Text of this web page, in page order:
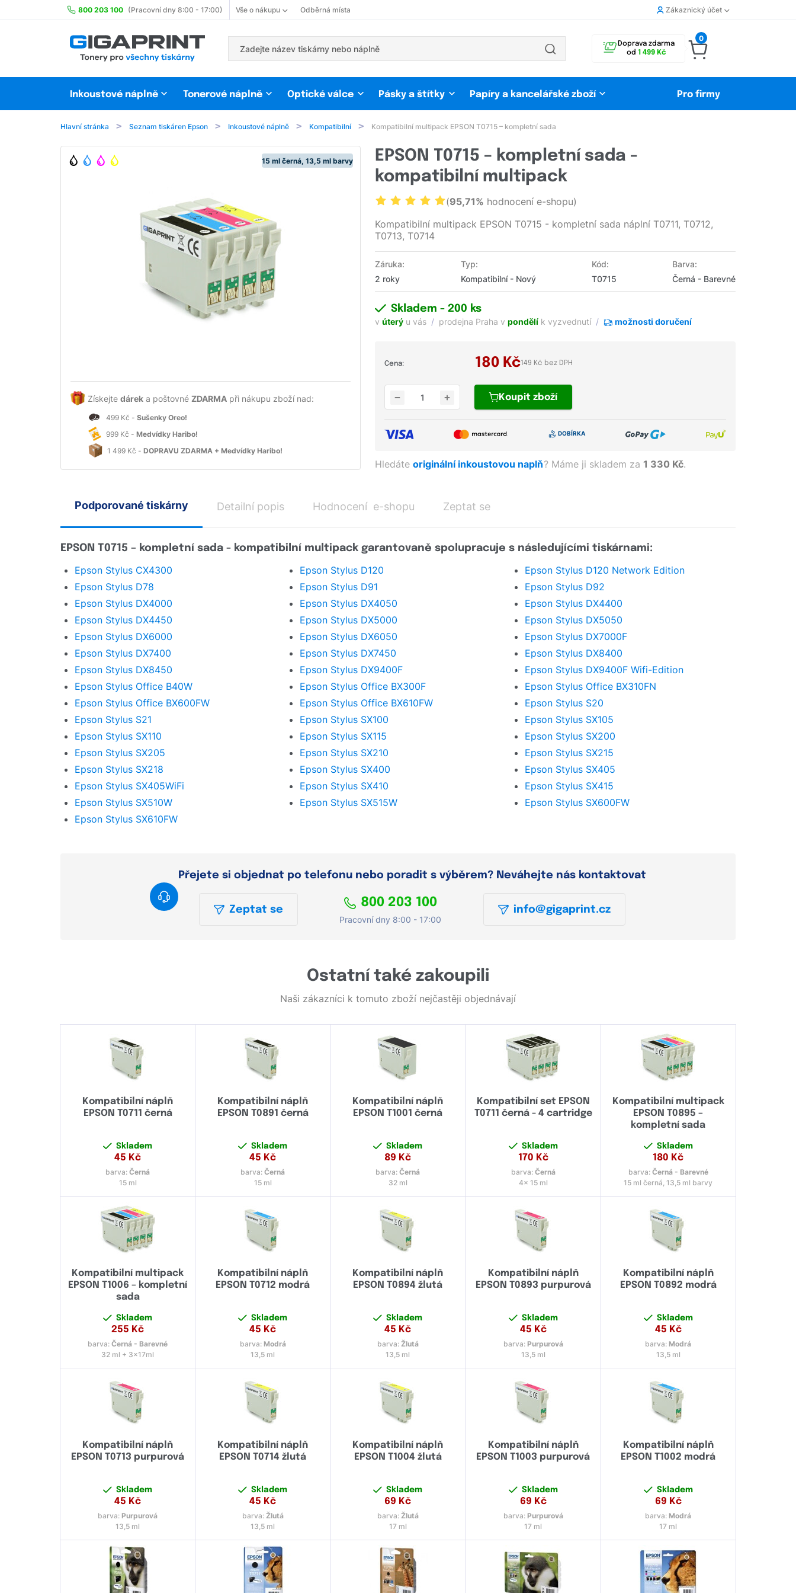
800 203 100 (Pracovní dny 8:00 - 17:00) Vše o nákupu Odběrná místa Zákaznický účet
Doprava zdarma
od 1 499 Kč
0
Inkoustové náplně Tonerové náplně Optické válce Pásky a štítky Papíry a kancelářské zboží Pro firmy
Hlavní stránka Seznam tiskáren Epson Inkoustové náplně Kompatibilní Kompatibilní multipack EPSON T0715 – kompletní sada
15 ml černá, 13,5 ml barvy
Získejte dárek a poštovné ZDARMA při nákupu zboží nad:
499 Kč - Sušenky Oreo!
999 Kč - Medvídky Haribo!
1 499 Kč - DOPRAVU ZDARMA + Medvídky Haribo!
EPSON T0715 – kompletní sada -
kompatibilní multipack
(95,71% hodnocení e-shopu)
Kompatibilní multipack EPSON T0715 - kompletní sada náplní T0711, T0712,
T0713, T0714
Záruka:
2 roky
Typ:
Kompatibilní - Nový
Kód:
T0715
Barva:
Černá - Barevné
Skladem- 200 ks
vúterý u vás prodejna Praha vpondělí k vyzvednutí možnosti doručení
Cena: 180 Kč149 Kč bez DPH
Koupitzboží
Hledáteoriginální inkoustovou naplň? Máme ji skladem za1 330 Kč.
Podporované tiskárny
EPSON T0715 – kompletní sada - kompatibilní multipack garantovaně spolupracuje s následujícími tiskárnami:
Epson Stylus CX4300 Epson Stylus D120
Epson Stylus D120 Network Edition
Epson Stylus D78
Epson Stylus D91
Epson Stylus D92
Epson Stylus DX4000
Epson Stylus DX4050
Epson Stylus DX4400
Epson Stylus DX4450
Epson Stylus DX5000
Epson Stylus DX5050
Epson Stylus DX6000
Epson Stylus DX6050
Epson Stylus DX7000F
Epson Stylus DX7400
Epson Stylus DX7450
Epson Stylus DX8400
Epson Stylus DX8450
Epson Stylus DX9400F
Epson Stylus DX9400F Wifi-Edition
Epson Stylus Office B40W
Epson Stylus Office BX300F
Epson Stylus Office BX310FN
Epson Stylus Office BX600FW
Epson Stylus Office BX610FW
Epson Stylus S20
Epson Stylus S21
Epson Stylus SX100
Epson Stylus SX105
Epson Stylus SX110
Epson Stylus SX115
Epson Stylus SX200
Epson Stylus SX205
Epson Stylus SX210
Epson Stylus SX215
Epson Stylus SX218
Epson Stylus SX400
Epson Stylus SX405
Epson Stylus SX405WiFi
Epson Stylus SX410
Epson Stylus SX415
Epson Stylus SX510W
Epson Stylus SX515W
Epson Stylus SX600FW
Epson Stylus SX610FW
Přejete si objednat po telefonu nebo poradit s výběrem? Neváhejte nás kontaktovat
Zeptat se
800 203 100
Pracovní dny 8:00 - 17:00
info@gigaprint.cz
Detailní popis Hodnocení e-shopu Zeptat se
Ostatní také zakoupili
Naši zákazníci k tomuto zboží nejčastěji objednávají
Kompatibilní náplň
EPSON T0711 černá
Skladem
45 Kč
barva:Černá
15 ml
Kompatibilní náplň
EPSON T0891 černá
Skladem
45 Kč
barva:Černá
15 ml
Kompatibilní náplň
EPSON T1001 černá
Skladem
89 Kč
barva:Černá
32 ml
Kompatibilní set EPSON
T0711 černá - 4 cartridge
Skladem
170 Kč
barva: Černá
4x 15 ml
Kompatibilní multipack
EPSON T0895 –
kompletní sada
Skladem
180 Kč
barva: Černá - Barevné
15 ml černá, 13,5 ml barvy
Kompatibilní multipack
EPSON T1006 – kompletní
sada
Skladem
255 Kč
barva:Černá - Barevné
32 ml + 3x17ml
Kompatibilní náplň
EPSON T0712 modrá
Skladem
45 Kč
barva: Modrá
13,5 ml
Kompatibilní náplň
EPSON T0894 žlutá
Skladem
45 Kč
barva: Žlutá
13,5 ml
Kompatibilní náplň
EPSON T0893 purpurová
Skladem
45 Kč
barva: Purpurová
13,5 ml
Kompatibilní náplň
EPSON T0892 modrá
Skladem
45 Kč
barva: Modrá
13,5 ml
Kompatibilní náplň
EPSON T0713 purpurová
Skladem
45 Kč
barva: Purpurová
13,5 ml
Kompatibilní náplň
EPSON T0714 žlutá
Skladem
45 Kč
barva: Žlutá
13,5 ml
Kompatibilní náplň
EPSON T1004 žlutá
Skladem
69 Kč
barva: Žlutá
17 ml
Kompatibilní náplň
EPSON T1003 purpurová
Skladem
69 Kč
barva: Purpurová
17 ml
Kompatibilní náplň
EPSON T1002 modrá
Skladem
69 Kč
barva: Modrá
17 ml